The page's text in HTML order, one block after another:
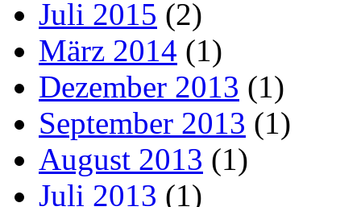
Juli 2015 (2)
März 2014 (1)
Dezember 2013 (1)
September 2013 (1)
August 2013 (1)
Juli 2013 (1)